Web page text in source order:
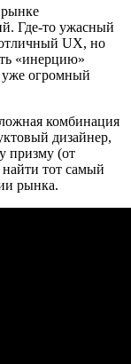
Где-то ужасный
UX, но
«инерцию»
уже огромный
комбинация
дизайнер,
призму (от
тот самый
рынка.